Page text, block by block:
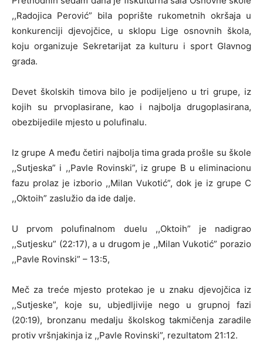
,,Radojica Perović” bila poprište rukometnih okršaja u
konkurenciji djevojčice, u sklopu Lige osnovnih škola,
koju organizuje Sekretarijat za kulturu i sport Glavnog
grada.
Devet školskih timova bilo je podijeljeno u tri grupe, iz
kojih su prvoplasirane, kao i najbolja drugoplasirana,
obezbijedile mjesto u polufinalu.
Iz grupe A među četiri najbolja tima grada prošle su škole
,,Sutjeska” i ,,Pavle Rovinski”, iz grupe B u eliminacionu
fazu prolaz je izborio ,,Milan Vukotić”, dok je iz grupe C
,,Oktoih” zaslužio da ide dalje.
U prvom polufinalnom duelu ,,Oktoih” je nadigrao
,,Sutjesku” (22:17), a u drugom je ,,Milan Vukotić” porazio
,,Pavle Rovinski” – 13:5,
Meč za treće mjesto protekao je u znaku djevojčica iz
,,Sutjeske”, koje su, ubjedljivije nego u grupnoj fazi
(20:19), bronzanu medalju školskog takmičenja zaradile
protiv vršnjakinja iz ,,Pavle Rovinski”, rezultatom 21:12.